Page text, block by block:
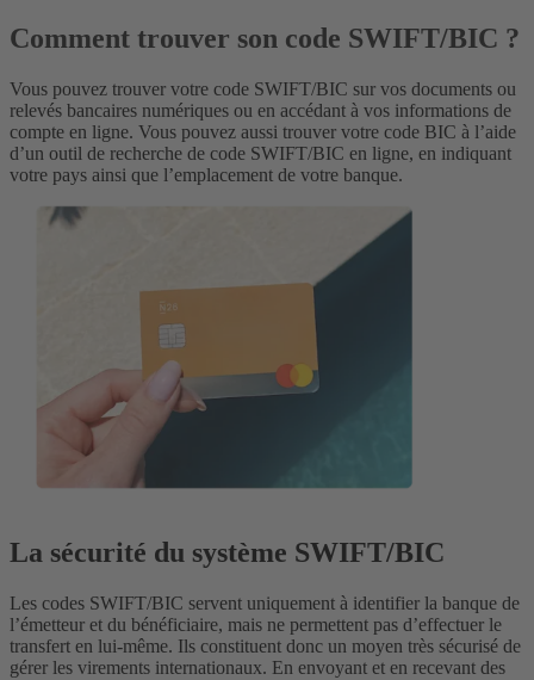
Comment trouver son code SWIFT/BIC ?
Vous pouvez trouver votre code SWIFT/BIC sur vos documents ou
relevés bancaires numériques ou en accédant à vos informations de
compte en ligne. Vous pouvez aussi trouver votre code BIC à l’aide
d’un outil de recherche de code SWIFT/BIC en ligne, en indiquant
votre pays ainsi que l’emplacement de votre banque.
La sécurité du système SWIFT/BIC
Les codes SWIFT/BIC servent uniquement à identifier la banque de
l’émetteur et du bénéficiaire, mais ne permettent pas d’effectuer le
transfert en lui-même. Ils constituent donc un moyen très sécurisé de
gérer les virements internationaux. En envoyant et en recevant des